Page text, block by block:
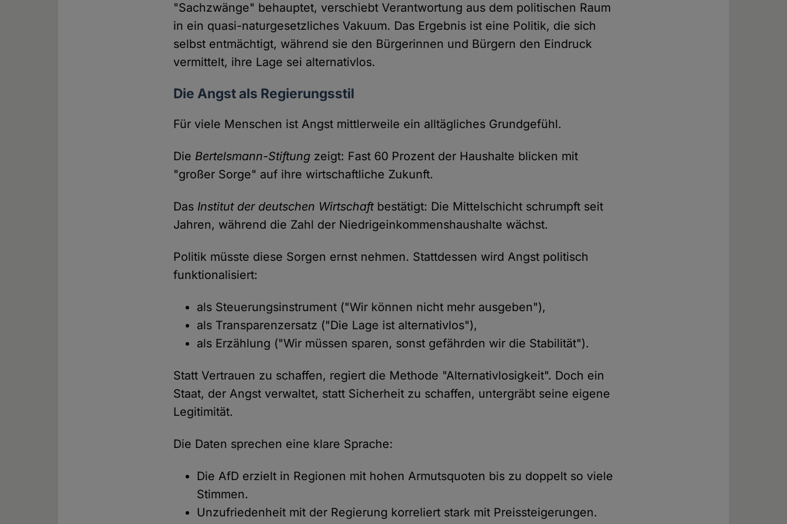
"Sachzwänge" behauptet, verschiebt Verantwortung aus dem politischen Raum
in ein quasi-naturgesetzliches Vakuum. Das Ergebnis ist eine Politik, die sich
selbst entmächtigt, während sie den Bürgerinnen und Bürgern den Eindruck
vermittelt, ihre Lage sei alternativlos.
Die Angst als Regierungsstil
Für viele Menschen ist Angst mittlerweile ein alltägliches Grundgefühl.
Die Bertelsmann-Stiftung zeigt: Fast 60 Prozent der Haushalte blicken mit
"großer Sorge" auf ihre wirtschaftliche Zukunft.
Das Institut der deutschen Wirtschaftbestätigt: Die Mittelschicht schrumpft seit
Jahren, während die Zahl der Niedrigeinkommenshaushalte wächst.
Politik müsste diese Sorgen ernst nehmen. Stattdessen wird Angst politisch
funktionalisiert:
als Steuerungsinstrument ("Wir können nicht mehr ausgeben"),
als Transparenzersatz ("Die Lage ist alternativlos"),
als Erzählung ("Wir müssen sparen, sonst gefährden wir die Stabilität").
Statt Vertrauen zu schaffen, regiert die Methode "Alternativlosigkeit". Doch ein
Staat, der Angst verwaltet, statt Sicherheit zu schaffen, untergräbt seine eigene
Legitimität.
Die Daten sprechen eine klare Sprache:
Die AfD erzielt in Regionen mit hohen Armutsquoten bis zu doppelt so viele
Stimmen.
Unzufriedenheit mit der Regierung korreliert stark mit Preissteigerungen.